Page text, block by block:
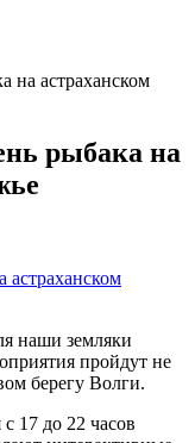
на астраханском
рыбака на
наши земляки
пройдут не
берегу Волги.
17 до 22 часов